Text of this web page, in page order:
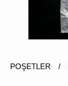
POŞETLER /